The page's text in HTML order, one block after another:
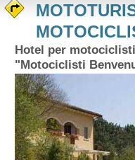
Hotel per
"Motociclisti